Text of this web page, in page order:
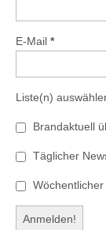
E-Mail *
Liste(n)
Brandaktuell
Täglicher